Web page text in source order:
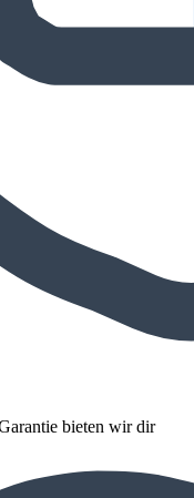
bieten wir dir